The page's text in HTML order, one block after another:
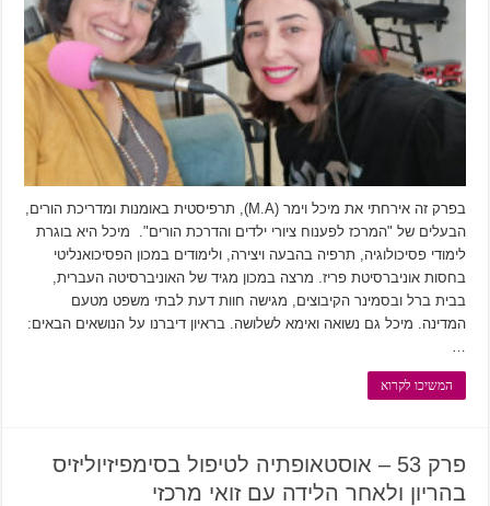
בפרק זה אירחתי את מיכל וימר (M.A), תרפיסטית באומנות ומדריכת הורים,
הבעלים של "המרכז לפענוח ציורי ילדים והדרכת הורים". מיכל היא בוגרת
לימודי פסיכולוגיה, תרפיה בהבעה ויצירה, ולימודים במכון הפסיכואנליטי
בחסות אוניברסיטת פריז. מרצה במכון מגיד של האוניברסיטה העברית,
בבית ברל ובסמינר הקיבוצים, מגישה חוות דעת לבתי משפט מטעם
המדינה. מיכל גם נשואה ואימא לשלושה. בראיון דיברנו על הנושאים הבאים:
המשיכו לקרוא
פרק 53 – אוסטאופתיה לטיפול בסימפיזיוליזיס
בהריון ולאחר הלידה עם זואי מרכזי